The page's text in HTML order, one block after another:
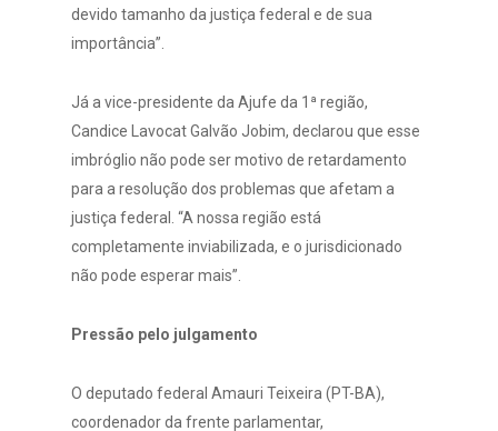
devido tamanho da justiça federal e de sua
importância”.
Já a vice-presidente da Ajufe da 1ª região,
Candice Lavocat Galvão Jobim, declarou que esse
imbróglio não pode ser motivo de retardamento
para a resolução dos problemas que afetam a
justiça federal. “A nossa região está
completamente inviabilizada, e o jurisdicionado
não pode esperar mais”.
Pressão pelo julgamento
O deputado federal Amauri Teixeira (PT-BA),
coordenador da frente parlamentar,